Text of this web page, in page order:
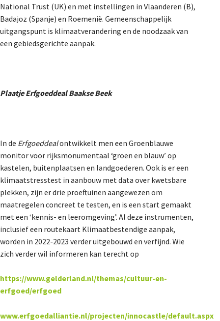
National Trust (UK) en met instellingen in Vlaanderen (B),
Badajoz (Spanje) en Roemenië. Gemeenschappelijk
uitgangspunt is klimaatverandering en de noodzaak van
een gebiedsgerichte aanpak.
Plaatje Erfgoeddeal Baakse Beek
In de Erfgoeddealontwikkelt men een Groenblauwe
monitor voor rijksmonumentaal ‘groen en blauw’ op
kastelen, buitenplaatsen en landgoederen. Ook is er een
klimaatstresstest in aanbouw met data over kwetsbare
plekken, zijn er drie proeftuinen aangewezen om
maatregelen concreet te testen, en is een start gemaakt
met een ‘kennis- en leeromgeving’. Al deze instrumenten,
inclusief een routekaart Klimaatbestendige aanpak,
worden in 2022-2023 verder uitgebouwd en verfijnd. Wie
zich verder wil informeren kan terecht op
https://www.gelderland.nl/themas/cultuur-en-
erfgoed/erfgoed
www.erfgoedalliantie.nl/projecten/innocastle/default.aspx